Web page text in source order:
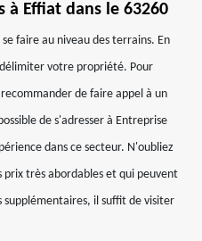
Effiat dans le 63260
faire au niveau des terrains. En
votre propriété. Pour
de faire appel à un
de s'adresser à Entreprise
dans ce secteur. N'oubliez
prix très abordables et qui peuvent
supplémentaires, il suffit de visiter